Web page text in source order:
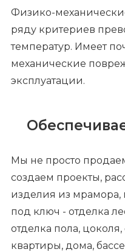
Физико-
ряду критериев
температур. Имеет
механические
эксплуатации.
Мы не просто
создаем проекты,
изделия из мрамора,
под ключ - отделка
отделка пола,
квартиры, дома,